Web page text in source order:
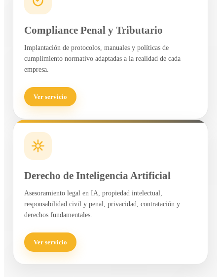
Compliance Penal y Tributario
Implantación de protocolos, manuales y políticas de
cumplimiento normativo adaptadas a la realidad de cada
empresa.
Ver servicio
Derecho de Inteligencia Artificial
Asesoramiento legal en IA, propiedad intelectual,
responsabilidad civil y penal, privacidad, contratación y
derechos fundamentales.
Ver servicio